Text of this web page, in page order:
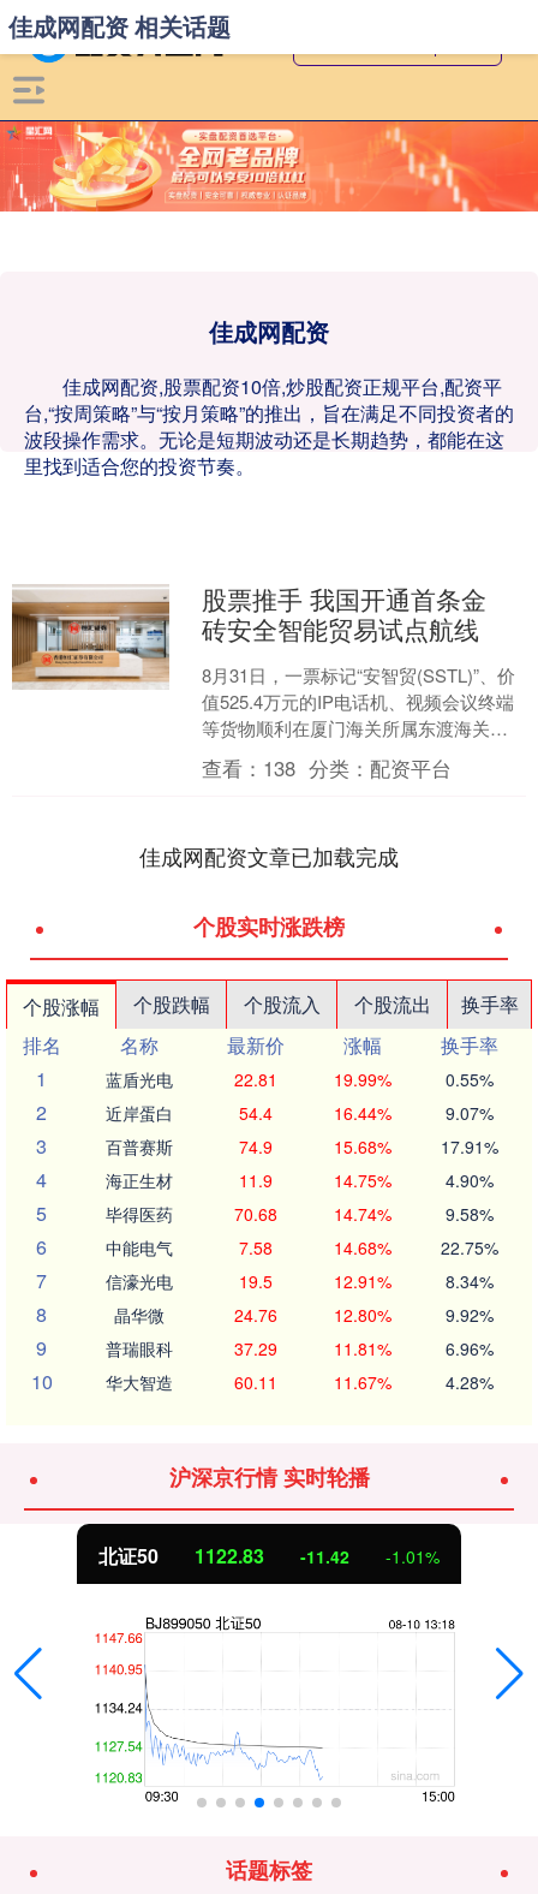
佳成网配资
佳成网配资,股票配资10倍,炒股配资正规平台,配资平
台,“按周策略”与“按月策略”的推出，旨在满足不同投资者的
波段操作需求。无论是短期波动还是长期趋势，都能在这
里找到适合您的投资节奏。
佳成网配资 相关话题
股票推手 我国开通首条金
砖安全智能贸易试点航线
8月31日，一票标记“安智贸(SSTL)”、价
值525.4万元的IP电话机、视频会议终端
等货物顺利在厦门海关所属东渡海关办
结通关手续，搭乘“海洋网联东京”轮前
往....
查看： 138 分类：配资平台
佳成网配资文章已加载完成
个股实时涨跌榜
个股涨幅 个股跌幅 个股流入 个股流出
换手率
排名
名称 最新价 涨幅
换手率
1
蓝盾光电 22.81 19.99% 0.55%
2 近岸蛋白 54.4 16.44% 9.07%
3 百普赛斯 74.9 15.68% 17.91%
4 海正生材 11.9 14.75% 4.90%
5 毕得医药 70.68 14.74% 9.58%
6 中能电气 7.58 14.68% 22.75%
7 信濠光电 19.5 12.91% 8.34%
8 晶华微 24.76 12.80% 9.92%
9 普瑞眼科 37.29 11.81% 6.96%
10 华大智造 60.11 11.67% 4.28%
沪深京行情 实时轮播
北证50 1122.86 -11.39 -1.00%
话题标签